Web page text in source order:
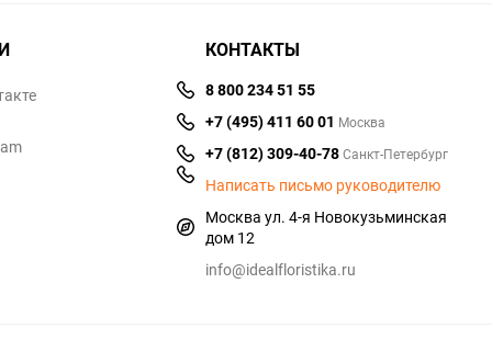
КОНТАКТЫ
8 800 234 51 55
+7 (495) 411 60 01 Москва
+7 (812) 309-40-78Санкт-Петербург
Написать письмо руководителю
Москва ул. 4-я Новокузьминская
дом 12
info@idealfloristika.ru